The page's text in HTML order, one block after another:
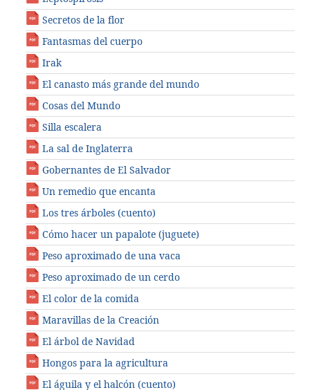
Secretos de la flor
Fantasmas del cuerpo
Irak
El canasto más grande del mundo
Cosas del Mundo
Silla escalera
La sal de Inglaterra
Gobernantes de El Salvador
Un remedio que encanta
Los tres árboles (cuento)
Cómo hacer un papalote (juguete)
Peso aproximado de una vaca
Peso aproximado de un cerdo
El color de la comida
Maravillas de la Creación
El árbol de Navidad
Hongos para la agricultura
El águila y el halcón (cuento)